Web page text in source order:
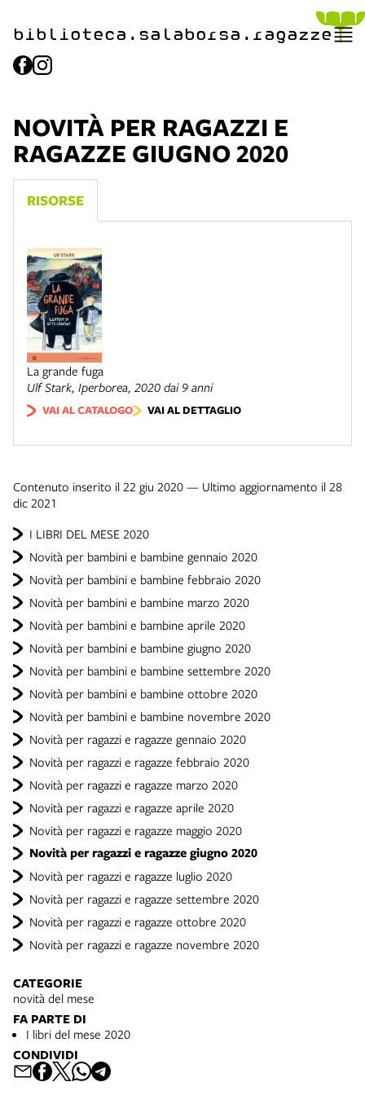
biblioteca.​salaborsa.ragazze
I LIBRI DEL MESE 2020
Novità per bambini e bambine gennaio 2020
Novità per bambini e bambine febbraio 2020
Novità per bambini e bambine marzo 2020
Novità per bambini e bambine aprile 2020
Novità per bambini e bambine giugno 2020
Novità per bambini e bambine settembre 2020
Novità per bambini e bambine ottobre 2020
Novità per bambini e bambine novembre 2020
Novità per ragazzi e ragazze gennaio 2020
Novità per ragazzi e ragazze febbraio 2020
Novità per ragazzi e ragazze marzo 2020
Novità per ragazzi e ragazze aprile 2020
Novità per ragazzi e ragazze maggio 2020
Novità per ragazzi e ragazze giugno 2020
Novità per ragazzi e ragazze luglio 2020
Novità per ragazzi e ragazze settembre 2020
Novità per ragazzi e ragazze ottobre 2020
Novità per ragazzi e ragazze novembre 2020
NOVITÀ PER RAGAZZI E
RAGAZZE GIUGNO 2020
RISORSE
La grande fuga
Ulf Stark, Iperborea, 2020 dai 9 anni
VAI AL CATALOGO VAI AL DETTAGLIO
Contenuto inserito il 22 giu 2020 — Ultimo aggiornamento il 28
dic 2021
CATEGORIE
novità del mese
FA PARTE DI
I libri del mese 2020
CONDIVIDI